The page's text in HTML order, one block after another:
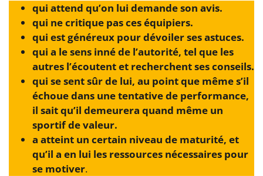
qui attend qu’on lui demande son avis.
qui ne critique pas ces équipiers.
qui est généreux pour dévoiler ses astuces.
qui a le sens inné de l’autorité, tel que les
autres l’écoutent et recherchent ses conseils.
qui se sent sûr de lui, au point que même s’il
échoue dans une tentative de performance,
il sait qu’il demeurera quand même un
sportif de valeur.
a atteint un certain niveau de maturité, et
qu’il a en lui les ressources nécessaires pour
se motiver.